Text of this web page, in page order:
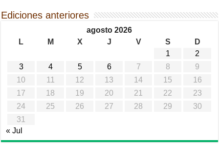
Ediciones anteriores
agosto 2026
L
M X J V S
D
1
2
3
4 5 6 7 8
9
10
11 12 13 14 15
16
17
18 19 20 21 22
23
24
25 26 27 28 29
30
31
« Jul